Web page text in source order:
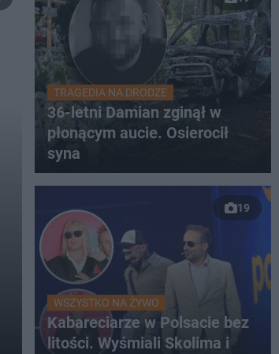
TRAGEDIA NA DRODZE
36-letni Damian zginął w
płonącym aucie. Osierocił
syna
19
WSZYSTKO NA ŻYWO
Kabareciarze w Polsacie bez
litości. Wyśmiali Skolima i